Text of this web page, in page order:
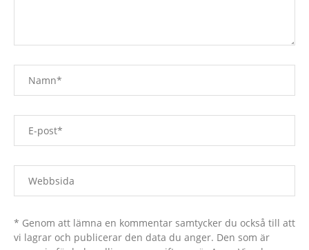
* Genom att lämna en kommentar samtycker du också till att
vi lagrar och publicerar den data du anger. Den som är